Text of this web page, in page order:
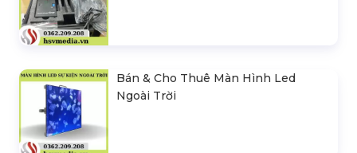
Bán & Cho Thuê Màn Hình Led
Ngoài Trời